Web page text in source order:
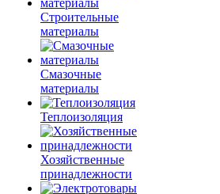
Строительные
материалы
Смазочные
материалы
Теплоизоляция
Хозяйственные
принадлежности